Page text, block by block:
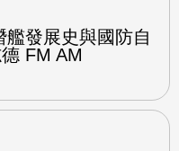
發展史與國防自
FM AM